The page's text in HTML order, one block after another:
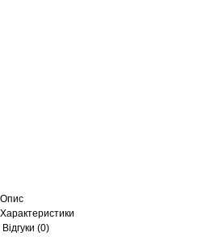
Опис
Характеристики
Відгуки (0)